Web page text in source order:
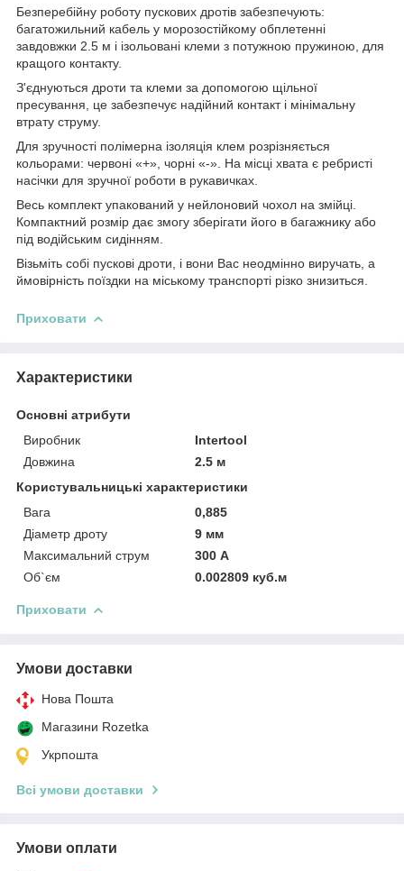
Безперебійну роботу пускових дротів забезпечують:
багатожильний кабель у морозостійкому обплетенні
завдовжки 2.5 м і ізольовані клеми з потужною пружиною, для
кращого контакту.
З'єднуються дроти та клеми за допомогою щільної
пресування, це забезпечує надійний контакт і мінімальну
втрату струму.
Для зручності полімерна ізоляція клем розрізняється
кольорами: червоні «+», чорні «-». На місці хвата є ребристі
насічки для зручної роботи в рукавичках.
Весь комплект упакований у нейлоновий чохол на змійці.
Компактний розмір дає змогу зберігати його в багажнику або
під водійським сидінням.
Візьміть собі пускові дроти, і вони Вас неодмінно виручать, а
ймовірність поїздки на міському транспорті різко знизиться.
Приховати
Характеристики
Основні атрибути
Виробник
Intertool
Довжина
2.5 м
Користувальницькі характеристики
Вага
0,885
Діаметр дроту
9 мм
Максимальний струм
300 А
Об`єм
0.002809 куб.м
Приховати
Умови доставки
Нова Пошта
Магазини Rozetka
Укрпошта
Всі умови доставки
Умови оплати